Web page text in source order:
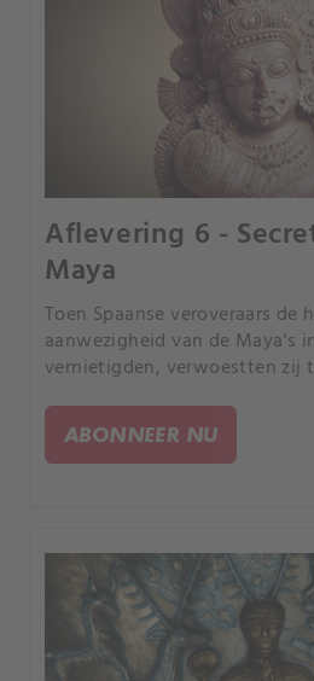
Aflevering 6 -
Maya
Toen Spaanse veroveraars de
aanwezigheid van de Maya's
vernietigden, verwoestten zij
reisden, door hulp van
ABONNEER NU